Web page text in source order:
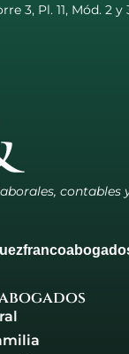
3, Pl. 11, Mód. 2 y
contables